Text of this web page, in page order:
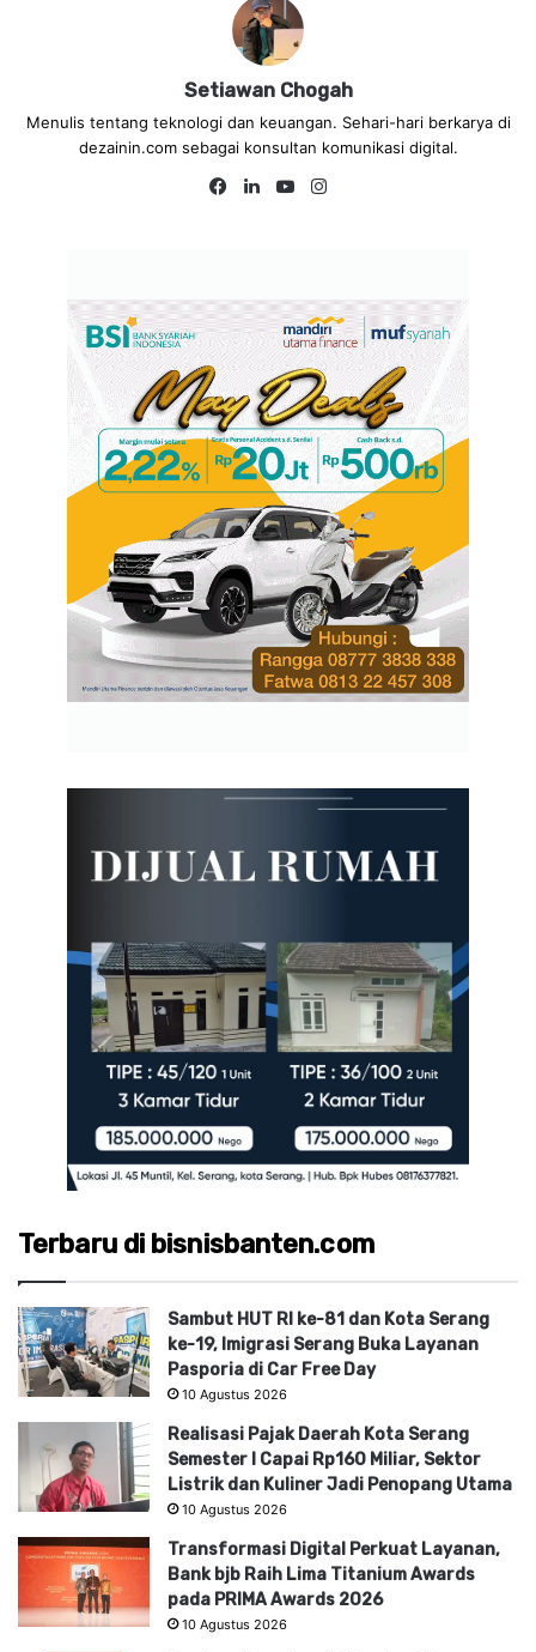
Setiawan Chogah
Menulis tentang teknologi dan keuangan. Sehari-hari berkarya di
dezainin.com sebagai konsultan komunikasi digital.
Fa
Lin
Yo
Terbaru di bisnisbanten.com
Sambut HUT RI ke-81 dan Kota Serang
ke-19, Imigrasi Serang Buka Layanan
Pasporia di Car Free Day
10 Agustus 2026
Realisasi Pajak Daerah Kota Serang
Semester I Capai Rp160 Miliar, Sektor
Listrik dan Kuliner Jadi Penopang Utama
10 Agustus 2026
Transformasi Digital Perkuat Layanan,
Bank bjb Raih Lima Titanium Awards
pada PRIMA Awards 2026
10 Agustus 2026